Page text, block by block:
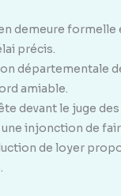
demeure formelle
précis.
départementale
amiable.
devant le juge
injonction de
de loyer